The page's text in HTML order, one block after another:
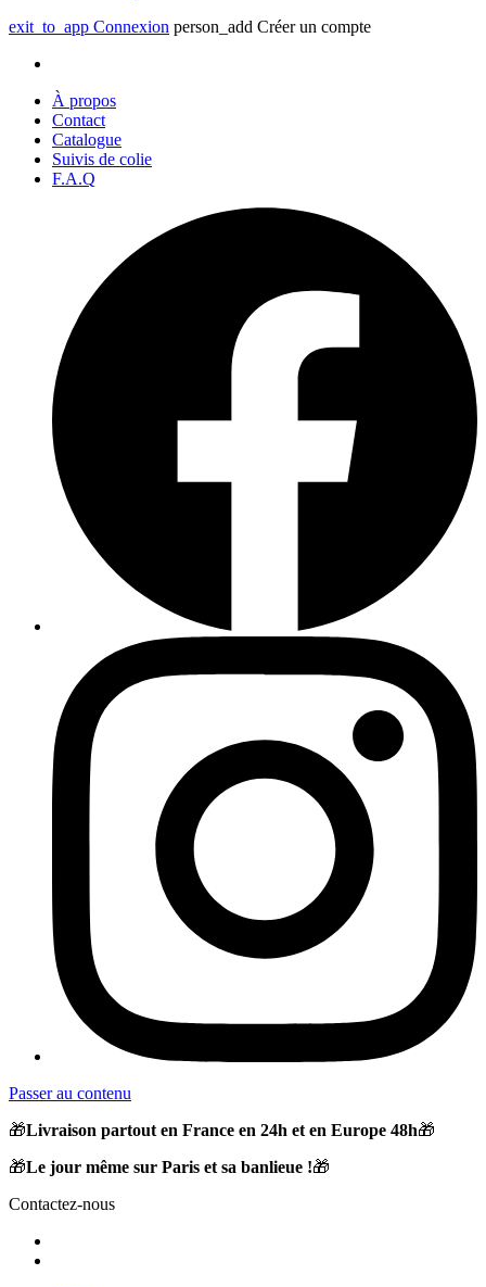
exit_to_app Connexion person_add Créer un compte
À propos
Contact
Catalogue
Suivis de colie
F.A.Q
Passer au contenu
🎁Livraison partout en France en 24h et en Europe 48h🎁
🎁Le jour même sur Paris et sa banlieue !🎁
Contactez-nous